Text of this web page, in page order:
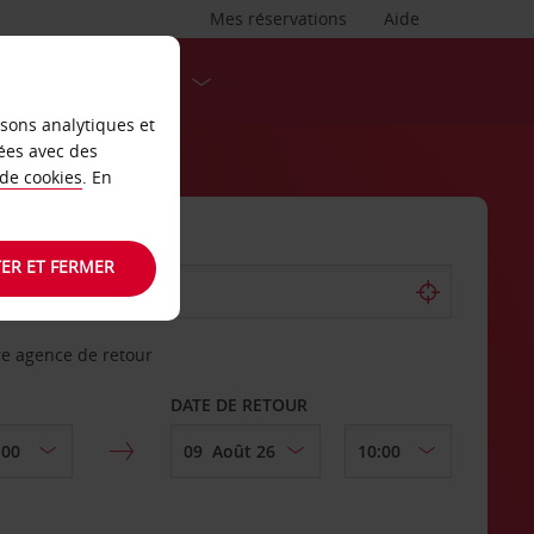
Aide
Mes réservations
agence de retour
DATE DE RETOUR
analytiques et
avec des
cookies. En
ET FERMER